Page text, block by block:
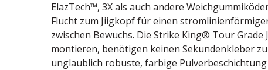
ElazTech™, 3X als auch andere
Flucht zum Jiigkopf für einen
zwischen Bewuchs. Die Strike King® Tour Grade
montieren, benötigen keinen Sekundenkleber
unglaublich robuste, farbige Pulverbeschichtung